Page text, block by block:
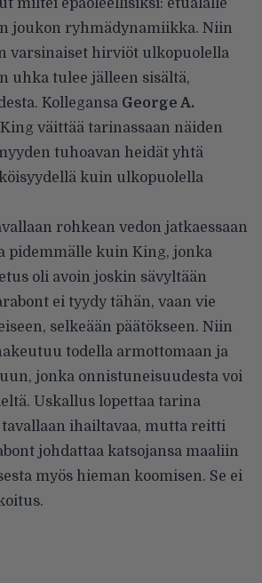
joukon ryhmädynamiikka. Niin
varsinaiset hirviöt ulkopuolella
uhka tulee jälleen sisältä,
Kollegansa George A.
väittää tarinassaan näiden
tuhoavan heidät yhtä
kuin ulkopuolella
rohkean vedon jatkaessaan
pidemmälle kuin King, jonka
oli avoin joskin sävyltään
ei tyydy tähän, vaan vie
selkeään päätökseen. Niin
todella armottomaan ja
jonka onnistuneisuudesta voi
Uskallus lopettaa tarina
ihailtavaa, mutta reitti
johdattaa katsojansa maaliin
myös hieman koomisen. Se ei